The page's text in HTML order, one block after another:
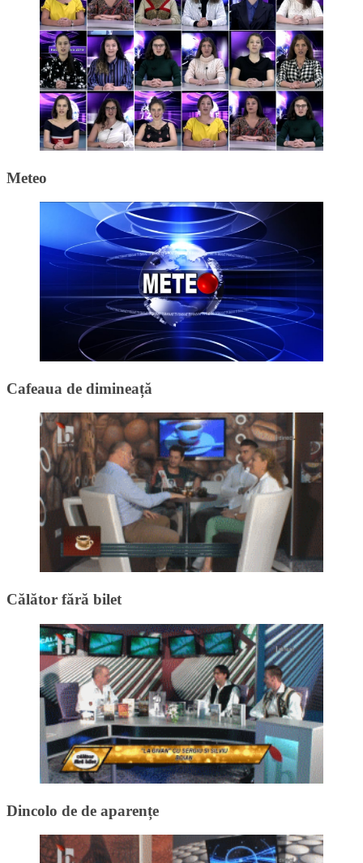
Meteo
Cafeaua de dimineață
Călător fără bilet
Dincolo de de aparențe